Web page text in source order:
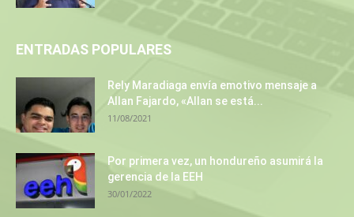
ENTRADAS POPULARES
Rely Maradiaga envía emotivo mensaje a
Allan Fajardo, «Allan se está...
11/08/2021
Por primera vez, un hondureño asumirá la
gerencia de la EEH
30/01/2022